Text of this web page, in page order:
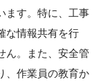
ます。特に、工事
な情報共有を行
ん。また、安全管
、作業員の教育か